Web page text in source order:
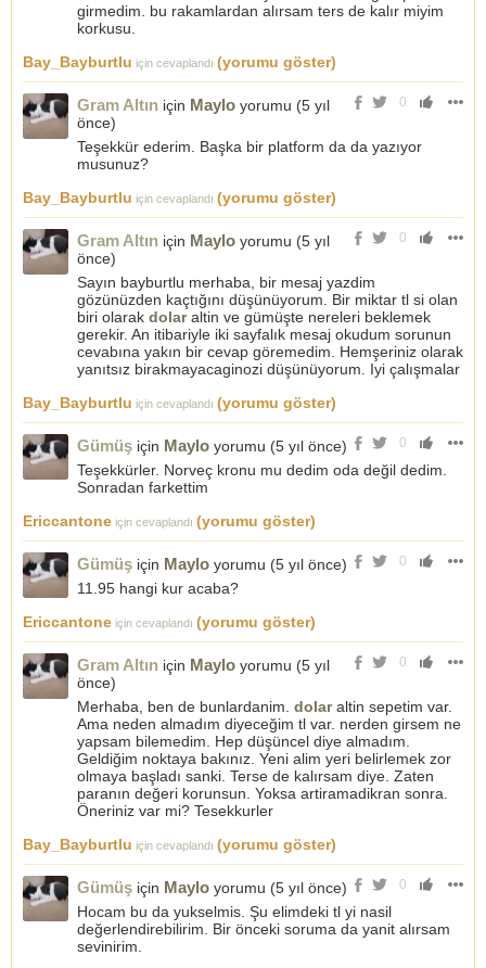
girmedim. bu rakamlardan alırsam ters de kalır miyim
korkusu.
Bay_Bayburtlu için cevaplandı (yorumu göster)
0
Gram Altın için Maylo yorumu (5 yıl
önce)
Teşekkür ederim. Başka bir platform da da yazıyor
musunuz?
Bay_Bayburtlu için cevaplandı (yorumu göster)
0
Gram Altın için Maylo yorumu (5 yıl
önce)
Sayın bayburtlu merhaba, bir mesaj yazdim
gözünüzden kaçtığını düşünüyorum. Bir miktar tl si olan
biri olarak dolaraltin ve gümüşte nereleri beklemek
gerekir. An itibariyle iki sayfalık mesaj okudum sorunun
cevabına yakın bir cevap göremedim. Hemşeriniz olarak
yanıtsız birakmayacaginozi düşünüyorum. Iyi çalışmalar
Bay_Bayburtlu için cevaplandı (yorumu göster)
0
Gümüş için Maylo yorumu (5 yıl önce)
Teşekkürler. Norveç kronu mu dedim oda değil dedim.
Sonradan farkettim
Ericcantone için cevaplandı (yorumu göster)
0
Gümüş için Maylo yorumu (5 yıl önce)
11.95 hangi kur acaba?
Ericcantone için cevaplandı (yorumu göster)
0
Gram Altın için Maylo yorumu (5 yıl
önce)
Merhaba, ben de bunlardanim. dolaraltin sepetim var.
Ama neden almadım diyeceğim tl var. nerden girsem ne
yapsam bilemedim. Hep düşüncel diye almadım.
Geldiğim noktaya bakınız. Yeni alim yeri belirlemek zor
olmaya başladı sanki. Terse de kalırsam diye. Zaten
paranın değeri korunsun. Yoksa artiramadikran sonra.
Öneriniz var mi? Tesekkurler
Bay_Bayburtlu için cevaplandı (yorumu göster)
0
Gümüş için Maylo yorumu (5 yıl önce)
Hocam bu da yukselmis. Şu elimdeki tl yi nasil
değerlendirebilirim. Bir önceki soruma da yanit alırsam
sevinirim.